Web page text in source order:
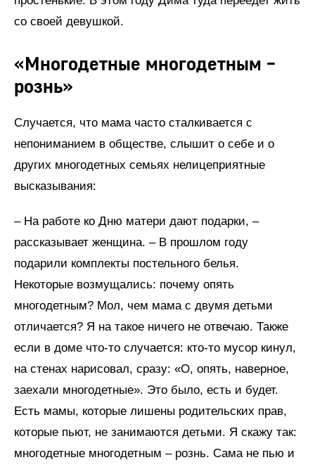
со своей девушкой.
«Многодетные многодетным –
рознь»
Случается, что мама часто сталкивается с
непониманием в обществе, слышит о себе и о
других многодетных семьях нелицеприятные
высказывания:
– На работе ко Дню матери дают подарки, –
рассказывает женщина. – В прошлом году
подарили комплекты постельного белья.
Некоторые возмущались: почему опять
многодетным? Мол, чем мама с двумя детьми
отличается? Я на такое ничего не отвечаю. Также
если в доме что-то случается: кто-то мусор кинул,
на стенах нарисовал, сразу: «О, опять, наверное,
заехали многодетные». Это было, есть и будет.
Есть мамы, которые лишены родительских прав,
которые пьют, не занимаются детьми. Я скажу так:
многодетные многодетным – рознь. Сама не пью и